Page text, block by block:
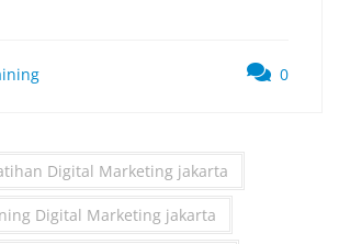
0
Digital Marketing jakarta
Digital Marketing jakarta